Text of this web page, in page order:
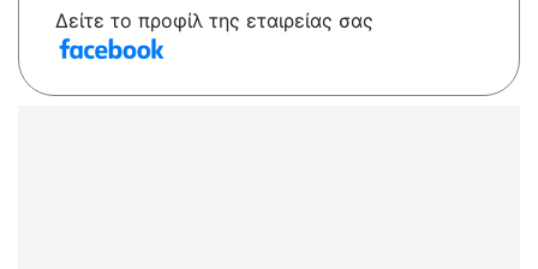
Δείτε το προφίλ της εταιρείας σας